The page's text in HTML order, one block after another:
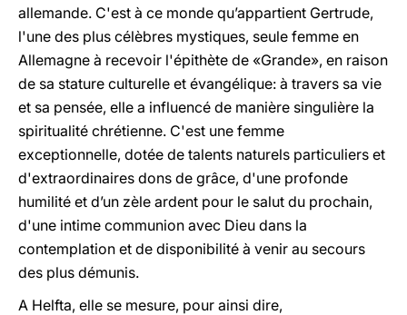
allemande. C'est à ce monde qu’appartient Gertrude,
l'une des plus célèbres mystiques, seule femme en
Allemagne à recevoir l'épithète de «Grande», en raison
de sa stature culturelle et évangélique: à travers sa vie
et sa pensée, elle a influencé de manière singulière la
spiritualité chrétienne. C'est une femme
exceptionnelle, dotée de talents naturels particuliers et
d'extraordinaires dons de grâce, d'une profonde
humilité et d’un zèle ardent pour le salut du prochain,
d'une intime communion avec Dieu dans la
contemplation et de disponibilité à venir au secours
des plus démunis.
A Helfta, elle se mesure, pour ainsi dire,